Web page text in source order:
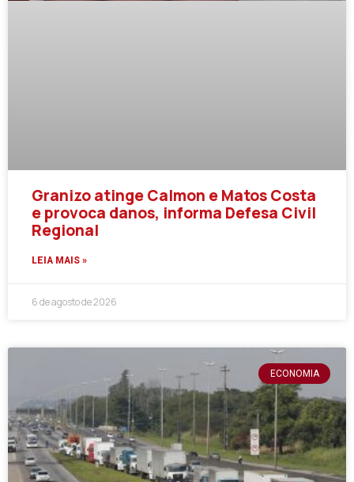
Granizo atinge Calmon e Matos Costa
e provoca danos, informa Defesa Civil
Regional
LEIA MAIS »
6 de agosto de 2026
ECONOMIA